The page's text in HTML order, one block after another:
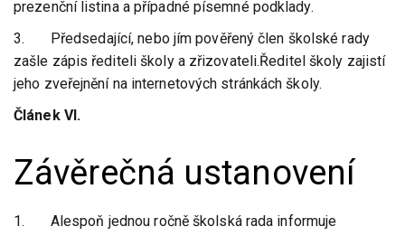
prezenční listina a případné písemné podklady.
3. Předsedající, nebo jím pověřený člen školské rady
zašle zápis řediteli školy a zřizovateli.Ředitel školy zajistí
jeho zveřejnění na internetových stránkách školy.
Článek VI.
Závěrečná ustanovení
1. Alespoň jednou ročně školská rada informuje